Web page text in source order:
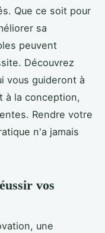
Que ce soit pour
sa
peuvent
Découvrez
vous guideront à
à la conception,
Rendre votre
n'a jamais
vos
une